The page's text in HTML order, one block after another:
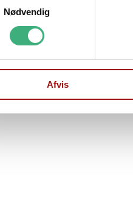
Nødvendig
Afvis
vand.
eller miks med